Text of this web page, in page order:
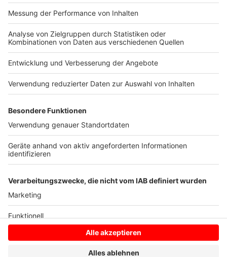
Russland 0%
Ukraine 0%
Die Abstimmung ist bereits abgeschlossen.
Es
wurden insgesamt
Anzeige
Anzeige